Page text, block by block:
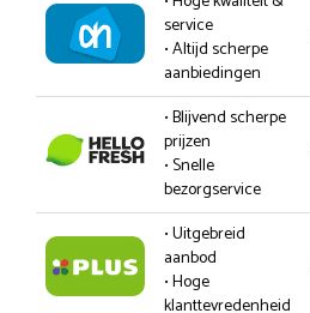
service
• Altijd scherpe
aanbiedingen
• Blijvend scherpe
prijzen
• Snelle
bezorgservice
• Uitgebreid
aanbod
• Hoge
klanttevredenheid